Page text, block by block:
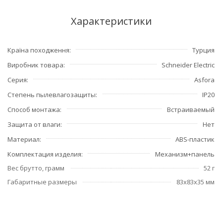
Характеристики
Країна походження
Турция
Виробник товара
Schneider Electric
Серия
Asfora
Степень пылевлагозащиты
IP20
Способ монтажа
Встраиваемый
Защита от влаги
Нет
Материал
ABS-пластик
Комплектация изделия
Механизм+панель
Вес брутто, грамм
52 г
Габаритные размеры
83x83x35 мм